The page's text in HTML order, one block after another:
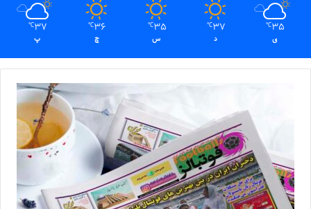
35
℃
ی
37
℃
د
35
℃
س
36
℃
چ
37
℃
پ